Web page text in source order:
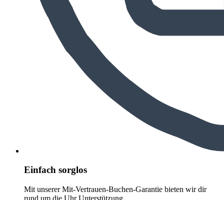
Einfach sorglos
Mit unserer Mit-Vertrauen-Buchen-Garantie bieten wir dir
rund um die Uhr Unterstützung